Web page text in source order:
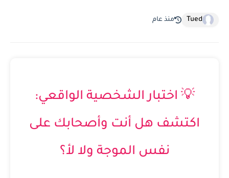
Tued منذ عام
💡 اختبار الشخصية الواقعي:
اكتشف هل أنت وأصحابك على
نفس الموجة ولا لأ؟